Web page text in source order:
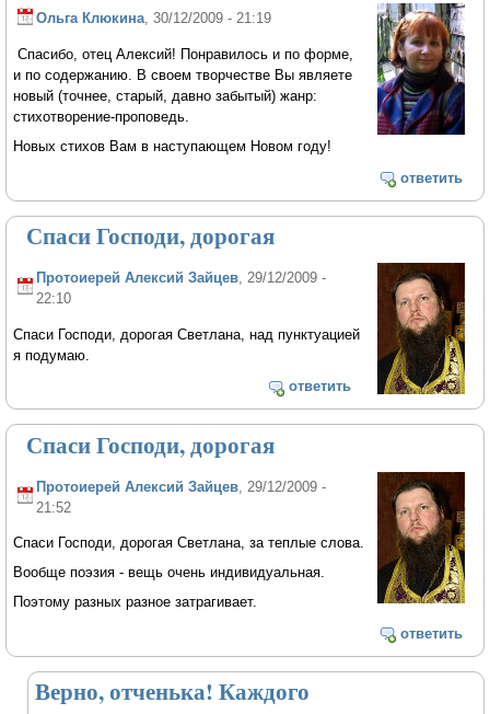
Ольга Клюкина, 30/12/2009 - 21:19
Спасибо, отец Алексий! Понравилось и по форме,
и по содержанию. В своем творчестве Вы являете
новый (точнее, старый, давно забытый) жанр:
стихотворение-проповедь.
Новых стихов Вам в наступающем Новом году!
ответить
Спаси Господи, дорогая
Протоиерей Алексий Зайцев , 29/12/2009 -
22:10
Спаси Господи, дорогая Светлана, над пунктуацией
я подумаю.
ответить
Спаси Господи, дорогая
Протоиерей Алексий Зайцев , 29/12/2009 -
21:52
Спаси Господи, дорогая Светлана, за теплые слова.
Вообще поэзия - вещь очень индивидуальная.
Поэтому разных разное затрагивает.
ответить
Верно, отченька! Каждого